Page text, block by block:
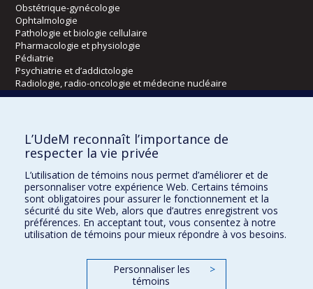
Obstétrique-gynécologie
Ophtalmologie
Pathologie et biologie cellulaire
Pharmacologie et physiologie
Pédiatrie
Psychiatrie et d’addictologie
Radiologie, radio-oncologie et médecine nucléaire
Kinésiologie et des sciences de l’activité physique
Orthophonie et audiologie
Réadaptation
Directions
DPC
CPASS
L’UdeM reconnaît l’importance de
respecter la vie privée
L’utilisation de témoins nous permet d’améliorer et de
personnaliser votre expérience Web. Certains témoins
sont obligatoires pour assurer le fonctionnement et la
sécurité du site Web, alors que d’autres enregistrent vos
préférences. En acceptant tout, vous consentez à notre
utilisation de témoins pour mieux répondre à vos besoins.
Personnaliser les
témoins
>